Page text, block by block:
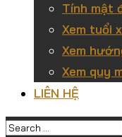
Tính mật
Xem tuổi
Xem
Xem quy
LIÊN HỆ